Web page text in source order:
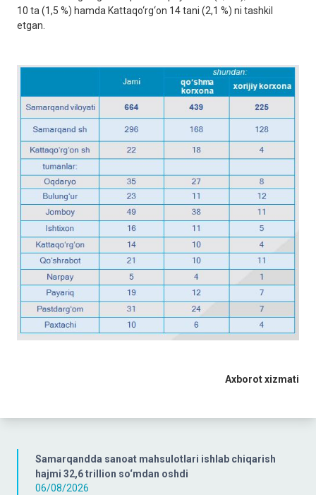
Samarqandda sanoat mahsulotlari ishlab chiqarish
hajmi 32,6 trillion so‘mdan oshdi
06/08/2026
10 ta (1,5 %) hamda Kattaqo‘rg‘on 14 tani (2,1 %) ni tashkil
etgan.
Axborot xizmati